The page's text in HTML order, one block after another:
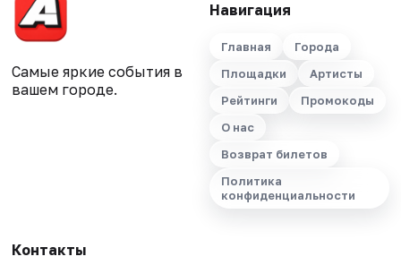
Самые яркие события в
вашем городе.
Навигация
Главная
Города
Площадки
Артисты
Рейтинги
Промокоды
О нас
Возврат билетов
Политика
конфиденциальности
Контакты